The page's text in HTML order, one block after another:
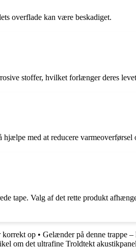
overflade kan være beskadiget.
stoffer, hvilket forlænger deres
med at reducere varmeoverførsel
tape. Valg af det rette produkt
korrekt op • Gelænder på denne trappe –
om det ultrafine Troldtekt akustikpanel